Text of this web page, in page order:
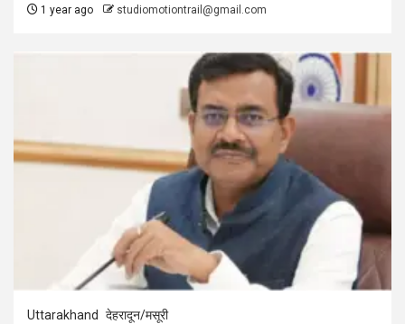
1 year ago studiomotiontrail@gmail.com
Uttarakhand देहरादून/मसूरी